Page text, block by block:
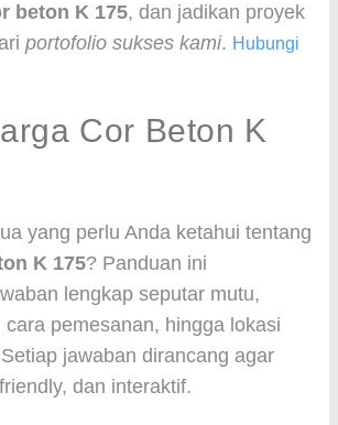
beton K 175, dan jadikan proyek
portofolio sukses kami. Hubungi
Cor Beton K
yang perlu Anda ketahui tentang
K 175? Panduan ini
lengkap seputar mutu,
pemesanan, hingga lokasi
jawaban dirancang agar
dan interaktif.